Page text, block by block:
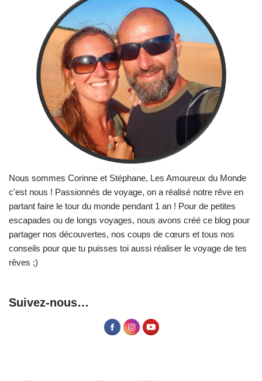
Nous sommes Corinne et Stéphane, Les Amoureux du Monde
c'est nous ! Passionnés de voyage, on a réalisé notre rêve en
partant faire le tour du monde pendant 1 an ! Pour de petites
escapades ou de longs voyages, nous avons créé ce blog pour
partager nos découvertes, nos coups de cœurs et tous nos
conseils pour que tu puisses toi aussi réaliser le voyage de tes
rêves ;)
Suivez-nous…